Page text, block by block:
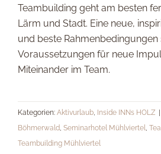
Teambuilding geht am besten
Lärm und Stadt. Eine neue,
und beste
Voraussetzungen für neue
Miteinander im Team.
Kategorien: Aktivurlaub, Inside INNs HOLZ
Böhmerwald, Seminarhotel Mühlviertel,
Teambuilding Mühlviertel
Ein Wellnessurlaub, der